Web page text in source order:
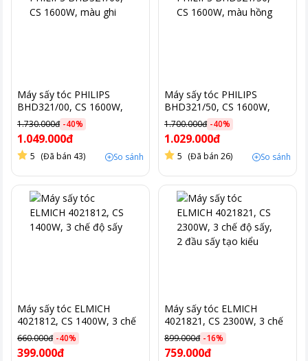
Máy sấy tóc PHILIPS
BHD321/00, CS 1600W,
màu ghi
1.730.000đ -40%
1.049.000đ
5 (Đã bán 43) So sánh
Máy sấy tóc PHILIPS
BHD321/50, CS 1600W,
màu hồng
1.700.000đ -40%
1.029.000đ
5 (Đã bán 26) So sánh
Máy sấy tóc ELMICH
4021812, CS 1400W, 3 chế
độ sấy
660.000đ -40%
399.000đ
Máy sấy tóc ELMICH
4021821, CS 2300W, 3 chế
độ sấy, 2 đầu sấy tạo kiểu
899.000đ -16%
759.000đ